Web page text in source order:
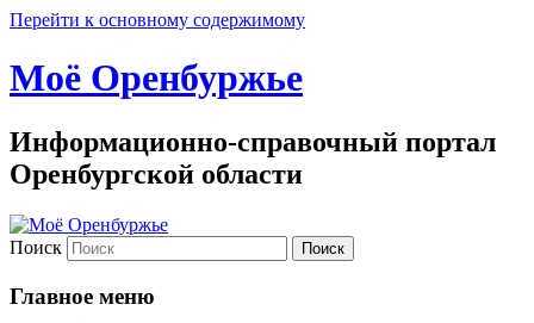
Перейти к основному содержимому
Моё Оренбуржье
Информационно-справочный портал
Оренбургской области
Поиск
Главное меню